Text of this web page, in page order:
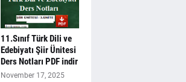
11.Sınıf Türk Dili ve
Edebiyatı Şiir Ünitesi
Ders Notları PDF indir
November 17, 2025